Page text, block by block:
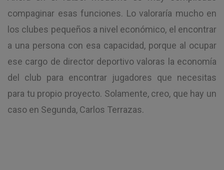
compaginar esas funciones. Lo valoraría mucho en
los clubes pequeños a nivel económico, el encontrar
a una persona con esa capacidad, porque al ocupar
ese cargo de director deportivo valoras la economía
del club para encontrar jugadores que necesitas
para tu propio proyecto. Solamente, creo, que hay un
caso en Segunda, Carlos Terrazas.